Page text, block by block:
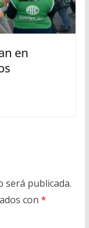
en
será publicada.
con *